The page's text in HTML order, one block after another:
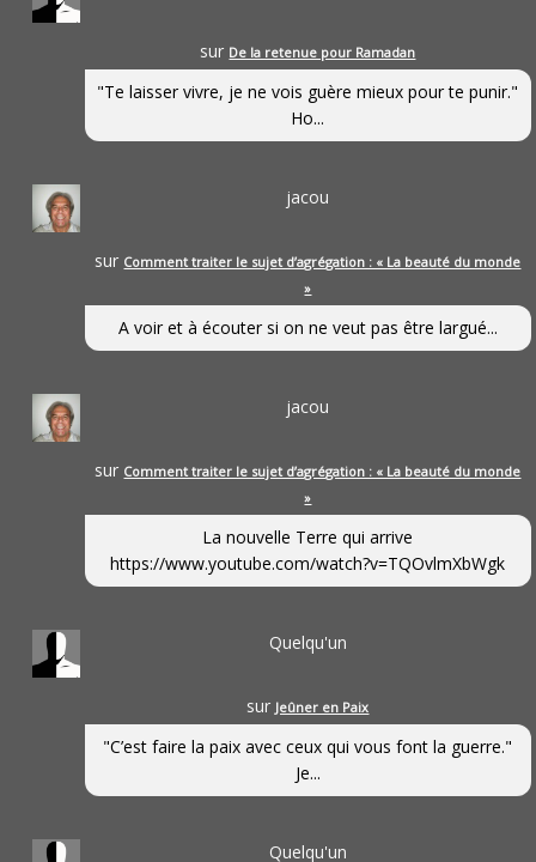
sur De la retenue pour Ramadan
"Te laisser vivre, je ne vois guère mieux pour te punir."
Ho...
jacou
sur Comment traiter le sujet d’agrégation : « La beauté du monde
»
A voir et à écouter si on ne veut pas être largué...
jacou
sur Comment traiter le sujet d’agrégation : « La beauté du monde
»
La nouvelle Terre qui arrive
https://www.youtube.com/watch?v=TQOvlmXbWgk
Quelqu'un
sur Jeûner en Paix
"C’est faire la paix avec ceux qui vous font la guerre."
Je...
Quelqu'un